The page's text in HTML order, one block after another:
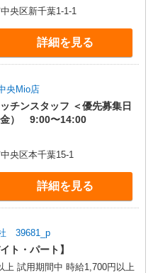
央区新千葉1-1-1
詳細を見る
央Mio店
チンスタッフ ＜優先募集日
金） 9:00〜14:00
央区本千葉15-1
詳細を見る
39681_p
ト・パート】
円以上